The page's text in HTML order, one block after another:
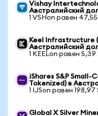
Vishay
Австралийский
1 VSHon равен 47,55
Keel Infrastructure
Австралийский
1 KEELon равен 5,39
iShares S&P Small-
Tokenized) в
1 IJSon равен 198,97
Global X Silver